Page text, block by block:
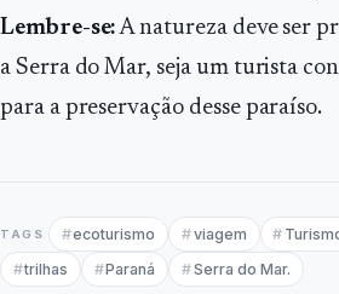
Lembre-se:A natureza deve ser
a Serra do Mar, seja um turista
para a preservação desse paraíso.
TAGS ecoturismo viagem
trilhas
Paraná Serra do Mar.